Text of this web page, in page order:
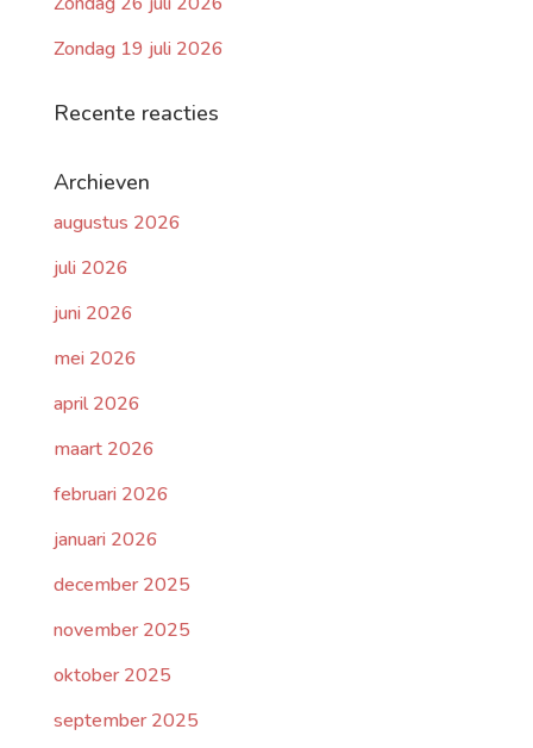
Zondag 19 juli 2026
Recente reacties
Archieven
augustus 2026
juli 2026
juni 2026
mei 2026
april 2026
maart 2026
februari 2026
januari 2026
december 2025
november 2025
oktober 2025
september 2025